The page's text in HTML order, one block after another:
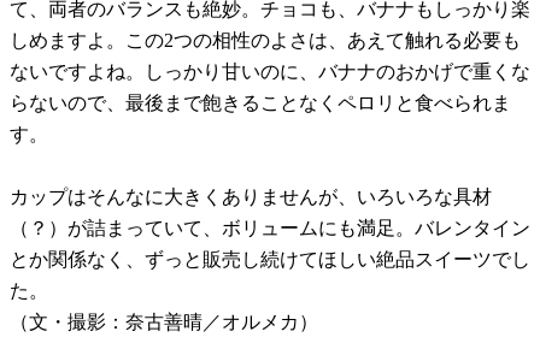
て、両者のバランスも絶妙。チョコも、バナナもしっかり楽
しめますよ。この2つの相性のよさは、あえて触れる必要も
ないですよね。しっかり甘いのに、バナナのおかげで重くな
らないので、最後まで飽きることなくペロリと食べられま
す。
カップはそんなに大きくありませんが、いろいろな具材
（？）が詰まっていて、ボリュームにも満足。バレンタイン
とか関係なく、ずっと販売し続けてほしい絶品スイーツでし
た。
（文・撮影：奈古善晴／オルメカ）